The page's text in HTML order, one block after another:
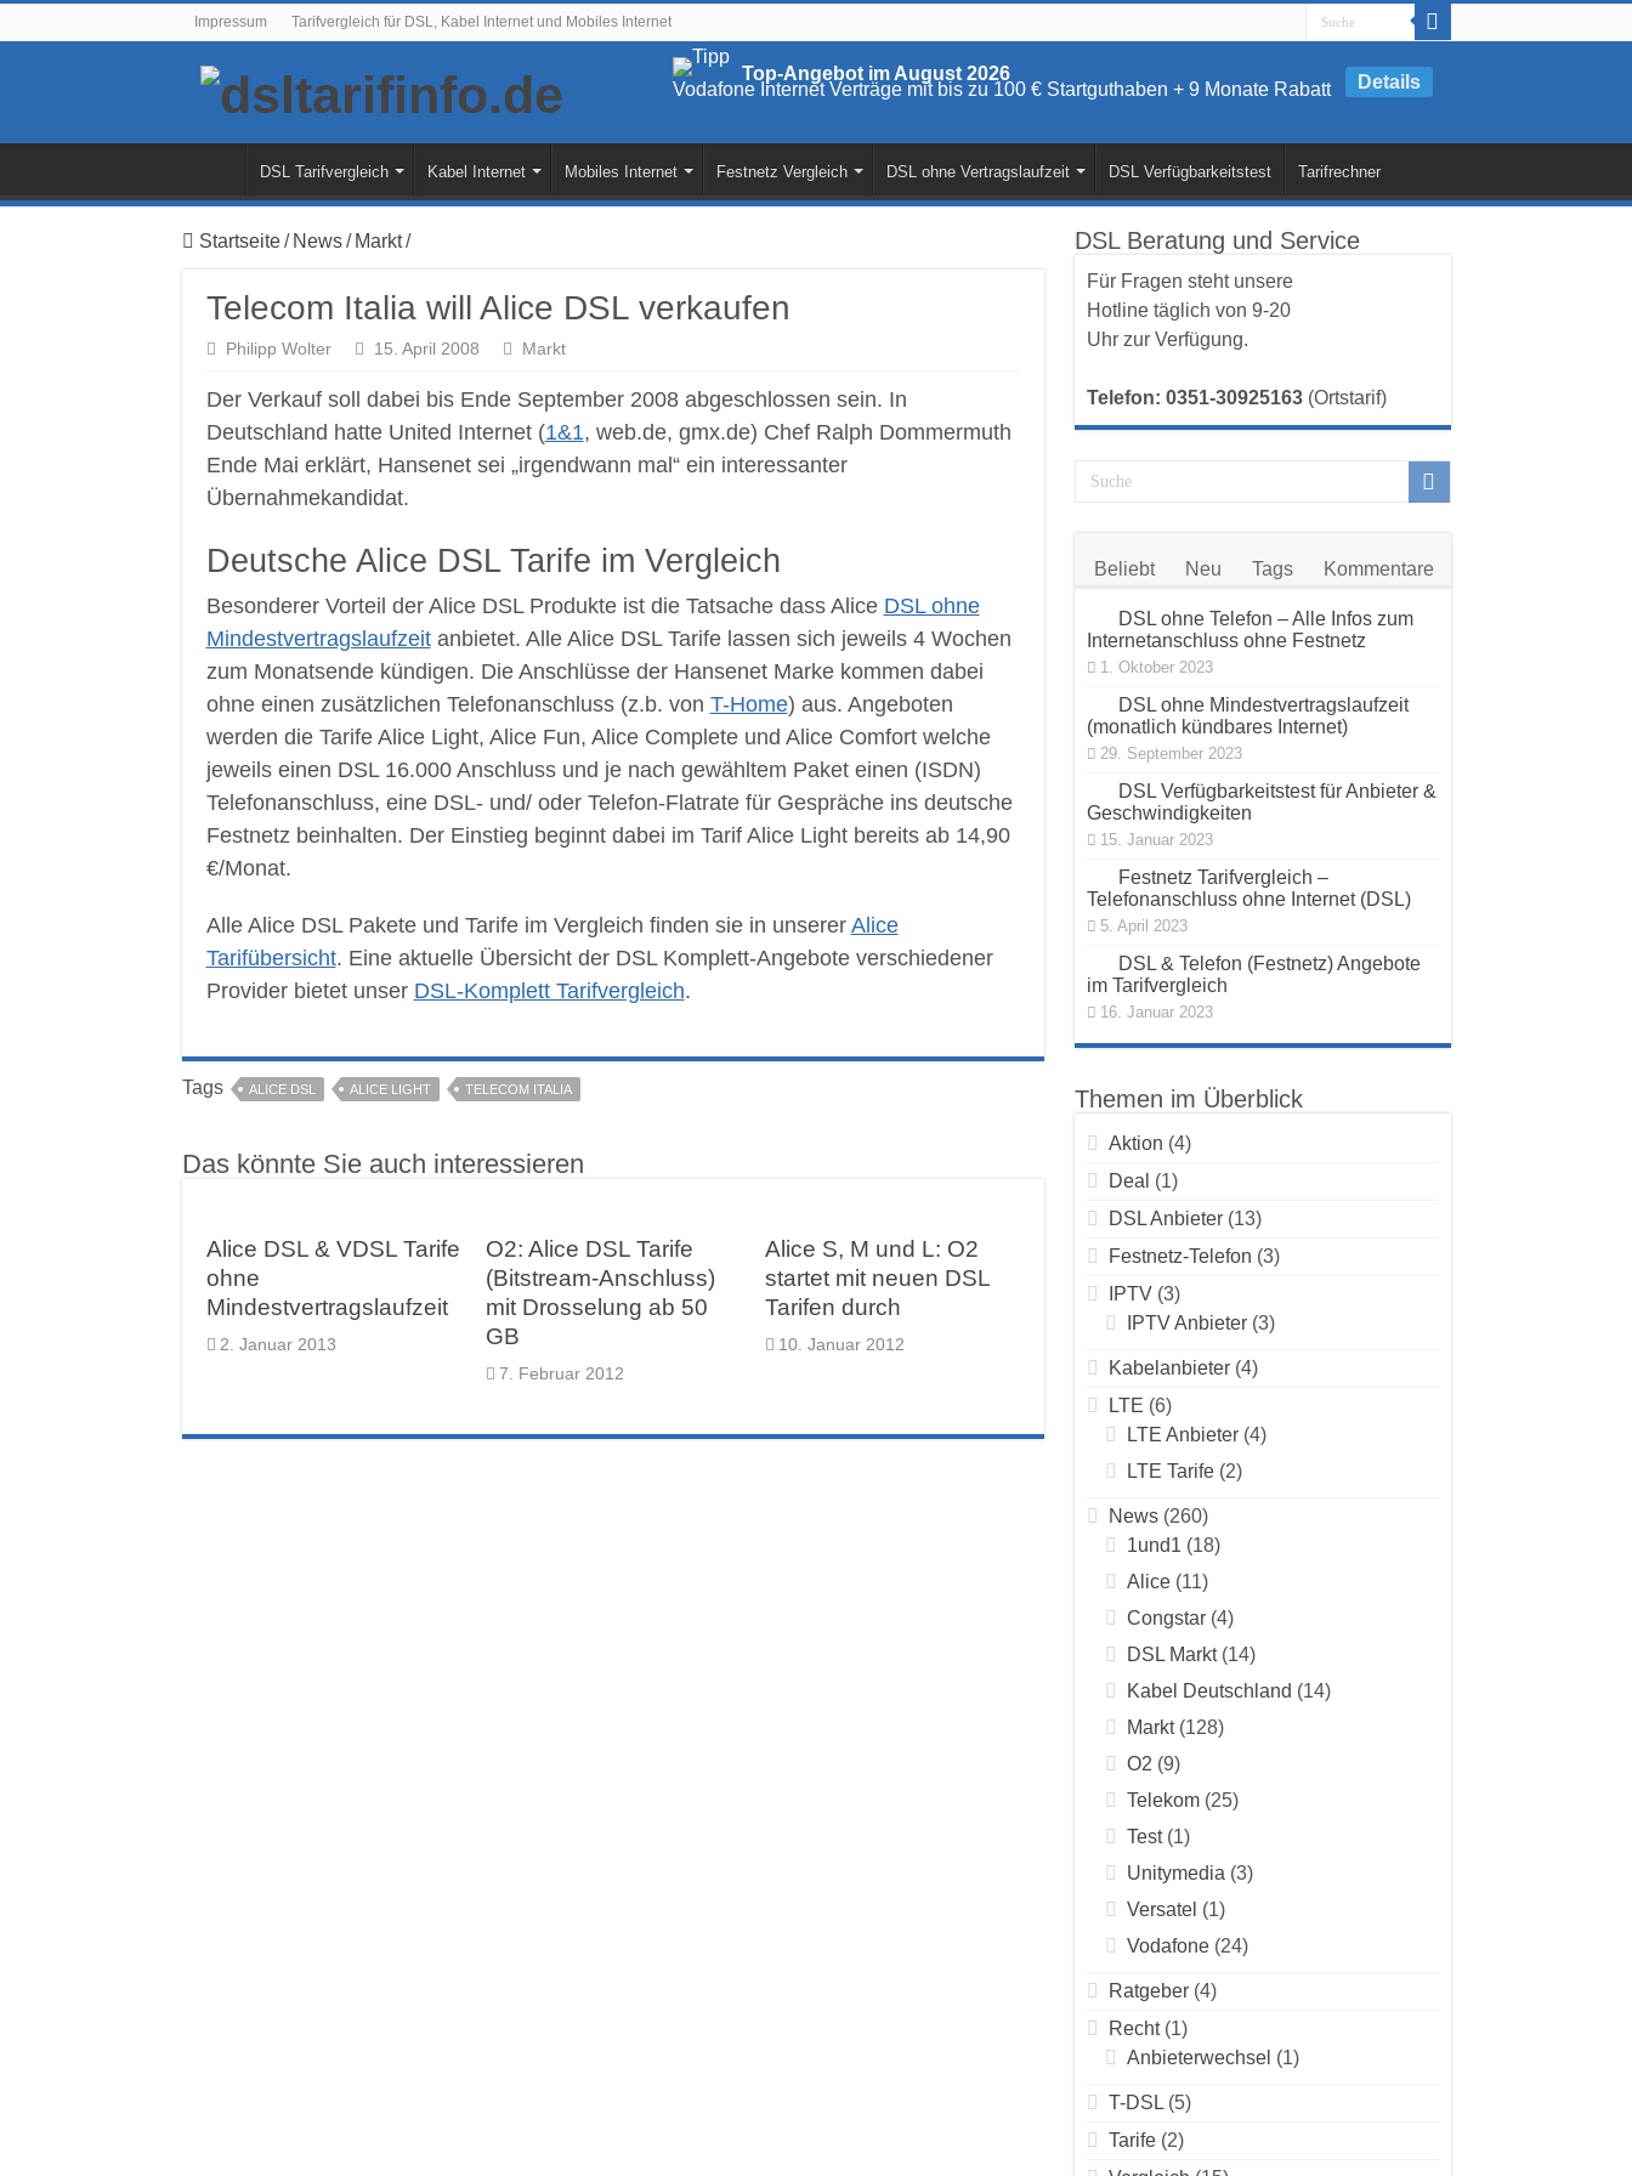
Impressum Tarifvergleich für DSL, Kabel Internet und Mobiles Internet
Top-Angebot im August 2026
Vodafone Internet Verträge mit bis zu 100 € Startguthaben + 9 Monate Rabatt Details
DSL Tarifvergleich Kabel Internet Mobiles Internet Festnetz Vergleich DSL ohne Vertragslaufzeit DSL Verfügbarkeitstest Tarifrechner
Startseite / News / Markt /
Telecom Italia will Alice DSL verkaufen
Philipp Wolter 15. April 2008 Markt
Der Verkauf soll dabei bis Ende September 2008 abgeschlossen sein. In
Deutschland hatte United Internet (1&1, web.de, gmx.de) Chef Ralph Dommermuth
Ende Mai erklärt, Hansenet sei „irgendwann mal“ ein interessanter
Übernahmekandidat.
Deutsche Alice DSL Tarife im Vergleich
Besonderer Vorteil der Alice DSL Produkte ist die Tatsache dass Alice DSL ohne
Mindestvertragslaufzeitanbietet. Alle Alice DSL Tarife lassen sich jeweils 4 Wochen
zum Monatsende kündigen. Die Anschlüsse der Hansenet Marke kommen dabei
ohne einen zusätzlichen Telefonanschluss (z.b. von T-Home) aus. Angeboten
werden die Tarife Alice Light, Alice Fun, Alice Complete und Alice Comfort welche
jeweils einen DSL 16.000 Anschluss und je nach gewähltem Paket einen (ISDN)
Telefonanschluss, eine DSL- und/ oder Telefon-Flatrate für Gespräche ins deutsche
Festnetz beinhalten. Der Einstieg beginnt dabei im Tarif Alice Light bereits ab 14,90
€/Monat.
Alle Alice DSL Pakete und Tarife im Vergleich finden sie in unserer Alice
Tarifübersicht. Eine aktuelle Übersicht der DSL Komplett-Angebote verschiedener
Provider bietet unser DSL-Komplett Tarifvergleich.
Tags ALICE DSL ALICE LIGHT TELECOM ITALIA
Das könnte Sie auch interessieren
Alice DSL & VDSL Tarife
ohne
Mindestvertragslaufzeit
2. Januar 2013
O2: Alice DSL Tarife
(Bitstream-Anschluss)
mit Drosselung ab 50
GB
7. Februar 2012
Alice S, M und L: O2
startet mit neuen DSL
Tarifen durch
10. Januar 2012
DSL Beratung und Service
Für Fragen steht unsere
Hotline täglich von 9-20
Uhr zur Verfügung.
Telefon: 0351-30925163(Ortstarif)
Beliebt Neu Tags Kommentare
DSL ohne Telefon – Alle Infos zum
Internetanschluss ohne Festnetz
1. Oktober 2023
DSL ohne Mindestvertragslaufzeit
(monatlich kündbares Internet)
29. September 2023
DSL Verfügbarkeitstest für Anbieter &
Geschwindigkeiten
15. Januar 2023
Festnetz Tarifvergleich –
Telefonanschluss ohne Internet (DSL)
5. April 2023
DSL & Telefon (Festnetz) Angebote
im Tarifvergleich
16. Januar 2023
Themen im Überblick
Aktion (4)
Deal (1)
DSL Anbieter(13)
Festnetz-Telefon (3)
IPTV(3)
IPTV Anbieter(3)
Kabelanbieter(4)
LTE (6)
LTE Anbieter(4)
LTE Tarife(2)
News(260)
1und1 (18)
Alice(11)
Congstar(4)
DSL Markt(14)
Kabel Deutschland (14)
Markt(128)
O2 (9)
Telekom(25)
Test(1)
Unitymedia (3)
Versatel (1)
Vodafone(24)
Ratgeber(4)
Recht(1)
Anbieterwechsel (1)
T-DSL(5)
Tarife(2)